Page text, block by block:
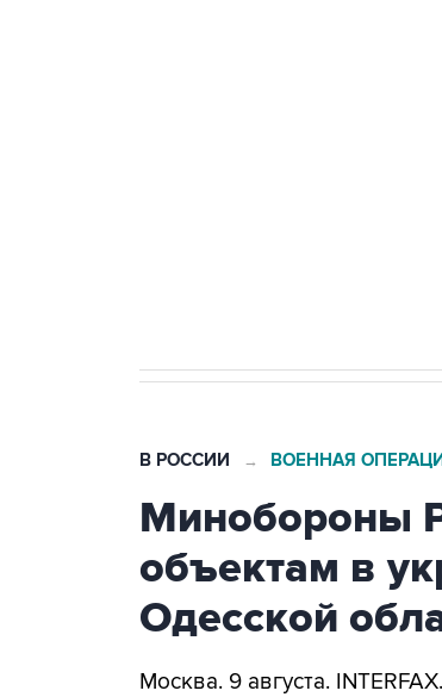
В РОССИИ → ВОЕННАЯ
Минобороны
объектам в
Одесской
Москва. 9 августа.